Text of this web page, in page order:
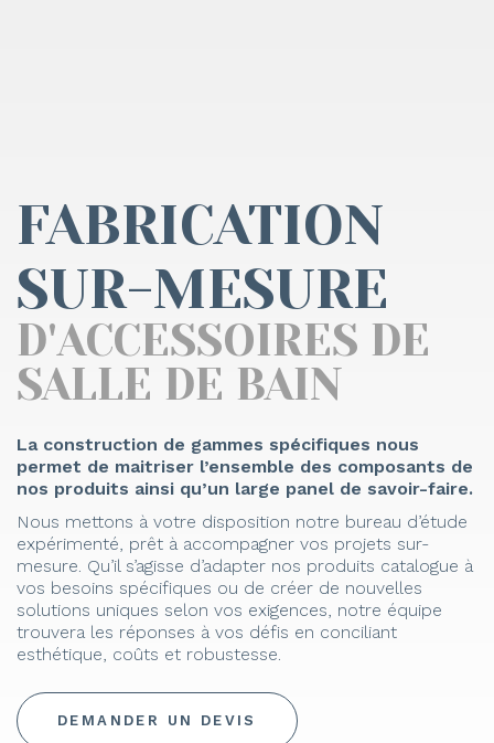
FABRICATION
SUR-MESURE
D'ACCESSOIRES DE
SALLE DE BAIN
La construction de gammes spécifiques nous
permet de maitriser l’ensemble des composants de
nos produits ainsi qu’un large panel de savoir-faire.
Nous mettons à votre disposition notre bureau d’étude
expérimenté, prêt à accompagner vos projets sur-
mesure. Qu’il s’agisse d’adapter nos produits catalogue à
vos besoins spécifiques ou de créer de nouvelles
solutions uniques selon vos exigences, notre équipe
trouvera les réponses à vos défis en conciliant
esthétique, coûts et robustesse.
DEMANDER UN DEVIS